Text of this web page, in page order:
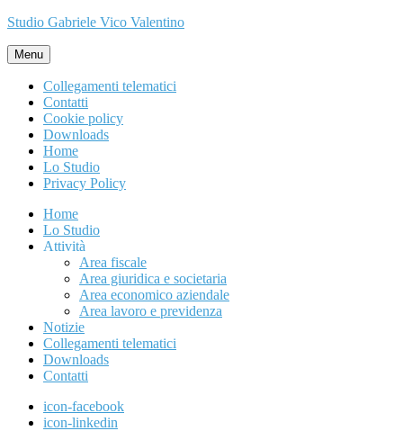
Studio Gabriele Vico Valentino
Menu
Collegamenti telematici
Contatti
Cookie policy
Downloads
Home
Lo Studio
Privacy Policy
Home
Lo Studio
Attività
Area fiscale
Area giuridica e societaria
Area economico aziendale
Area lavoro e previdenza
Notizie
Collegamenti telematici
Downloads
Contatti
icon-facebook
icon-linkedin